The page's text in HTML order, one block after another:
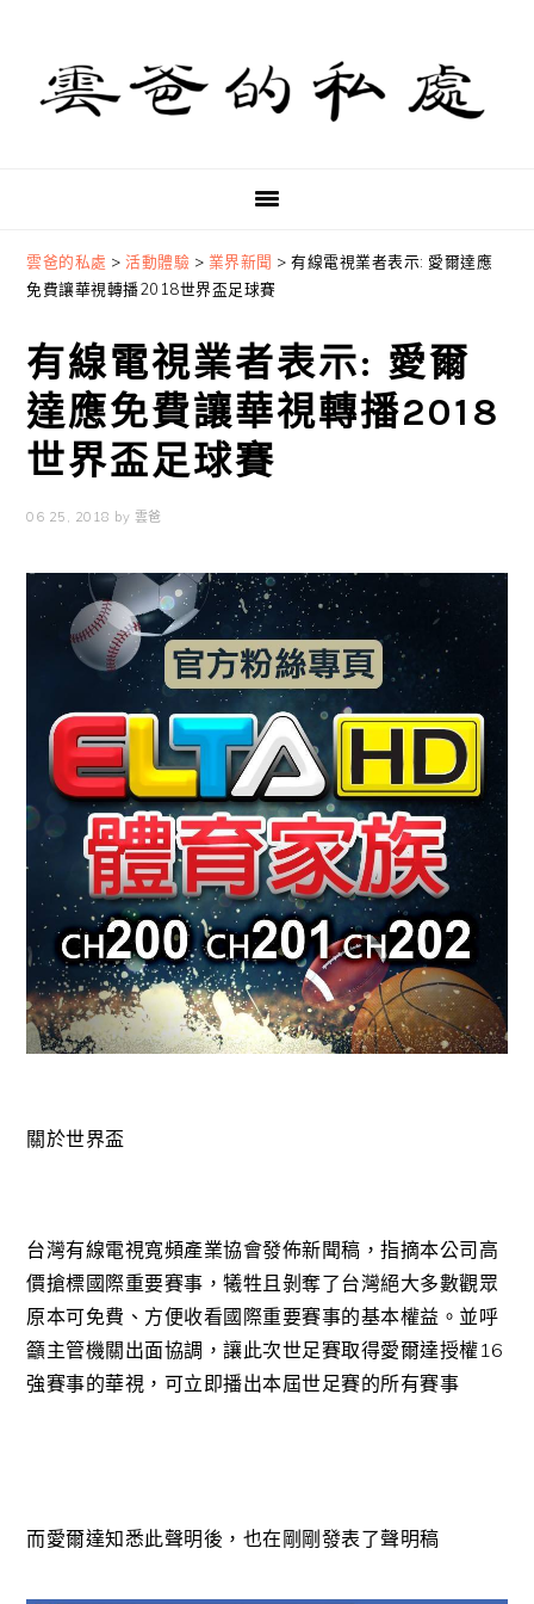
primary
navigation
content
primary
sidebar
雲爸的私處 >活動體驗 > 業界新聞 >有線電視業者表示: 愛爾達應
免費讓華視轉播2018世界盃足球賽
有線電視業者表示: 愛爾
達應免費讓華視轉播2018
世界盃足球賽
06 25, 2018 by 雲爸
關於世界盃
台灣有線電視寬頻產業協會發佈新聞稿，指摘本公司高
價搶標國際重要賽事，犧牲且剝奪了台灣絕大多數觀眾
原本可免費、方便收看國際重要賽事的基本權益。並呼
籲主管機關出面協調，讓此次世足賽取得愛爾達授權16
強賽事的華視，可立即播出本屆世足賽的所有賽事
而愛爾達知悉此聲明後，也在剛剛發表了聲明稿